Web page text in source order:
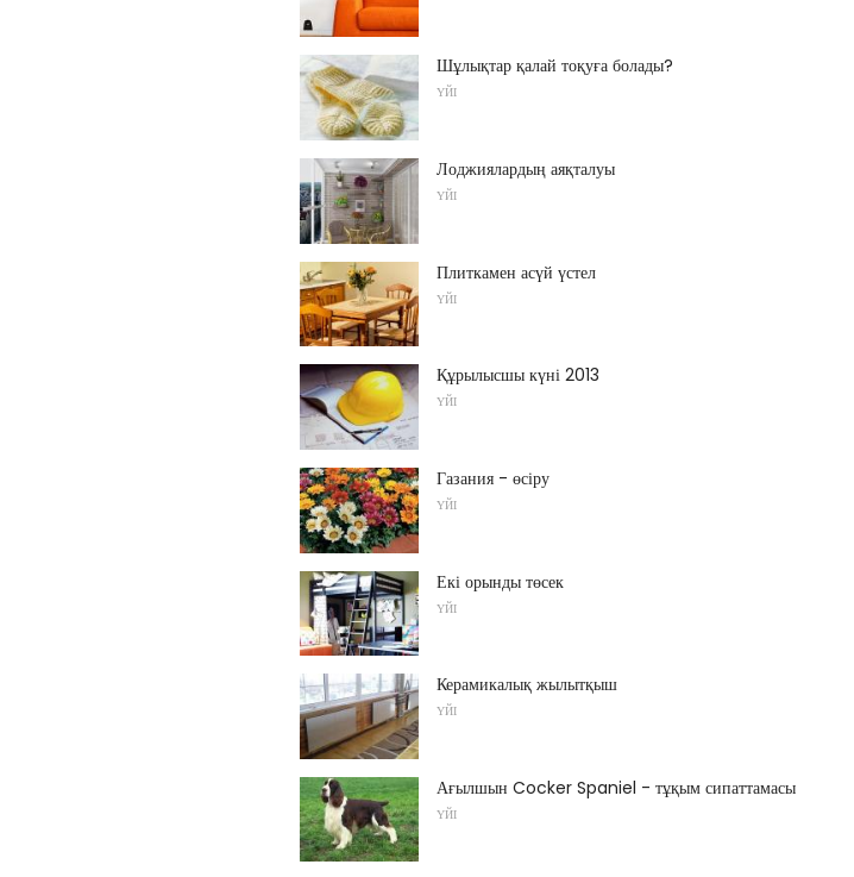
Шұлықтар қалай тоқуға болады?
ҮЙІ
Лоджиялардың аяқталуы
ҮЙІ
Плиткамен асүй үстел
ҮЙІ
Құрылысшы күні 2013
ҮЙІ
Газания - өсіру
ҮЙІ
Екі орынды төсек
ҮЙІ
Керамикалық жылытқыш
ҮЙІ
Ағылшын Cocker Spaniel - тұқым сипаттамасы
ҮЙІ